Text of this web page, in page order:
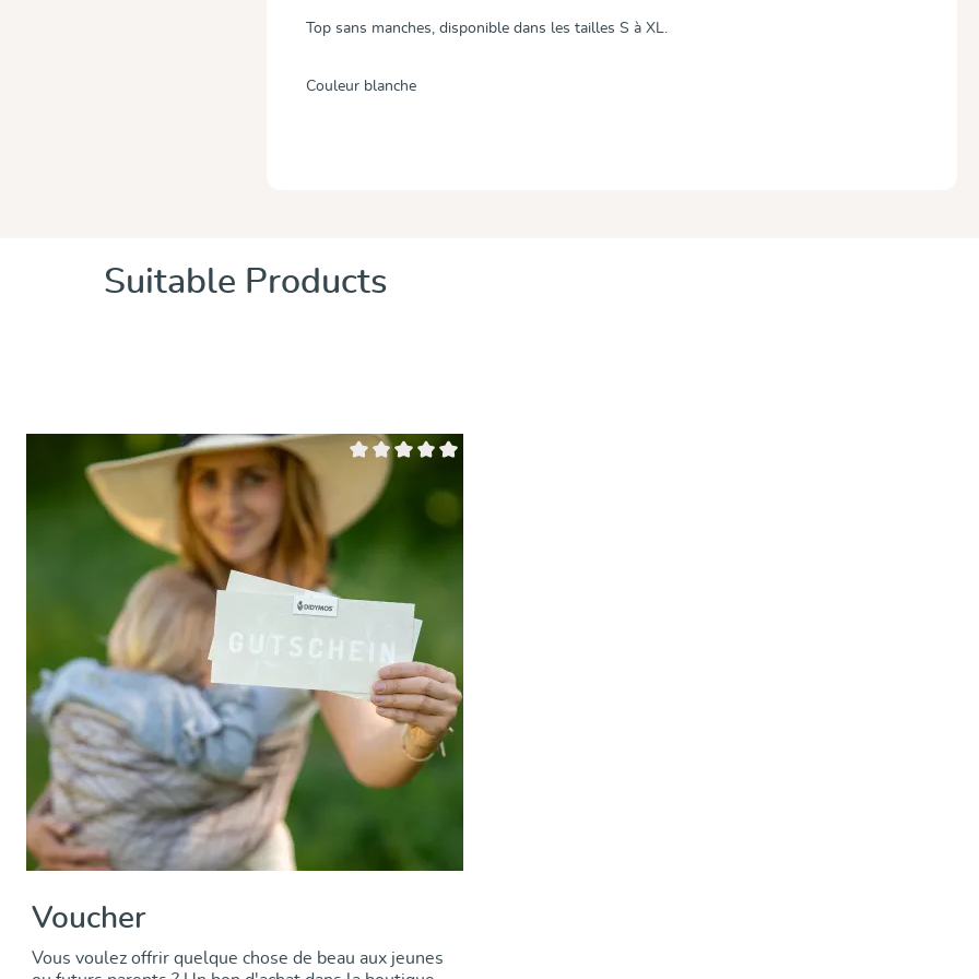
Top sans manches, disponible dans les tailles S à XL.
Couleur blanche
Suitable Products
Note moyenne de 0 sur 5 étoiles
Voucher
Vous voulez offrir quelque chose de beau aux jeunes